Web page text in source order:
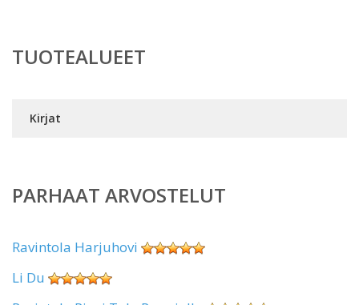
TUOTEALUEET
Kirjat
PARHAAT ARVOSTELUT
Ravintola Harjuhovi
Li Du